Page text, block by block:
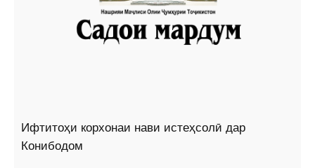
Ифтитоҳи корхонаи нави истеҳсолӣ дар
Конибодом